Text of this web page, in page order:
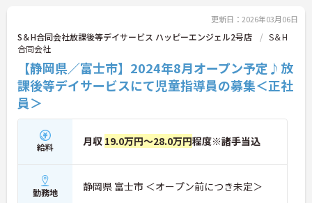
更新日：2026年03月06日
S＆H合同会社放課後等デイサービス ハッピーエンジェル2号店
S＆H
合同会社
【静岡県／富士市】2024年8月オープン予定♪放
課後等デイサービスにて児童指導員の募集＜正社
員＞
給料 月収 19.0万円～28.0万円程度※諸手当込
勤務地 静岡県 富士市 ＜オープン前につき未定＞